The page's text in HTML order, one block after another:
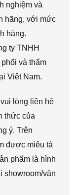
nghiệm và
hãng, với mức
hàng.
ty TNHH
và thẩm
Việt Nam.
lòng liên hệ
thức của
ý. Trên
được miêu tả
phẩm là hình
showroom/văn